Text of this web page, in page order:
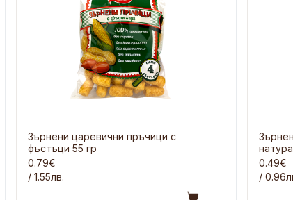
Зърнени царевични пръчици с
фъстъци 55 гр
0.79€
/ 1.55лв.
0.49€
/